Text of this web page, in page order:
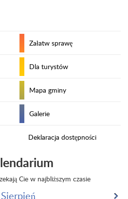
Załatw sprawę
Dla turystów
Mapa gminy
Galerie
Deklaracja dostępności
Cie w najbliższym czasie
Sierpień